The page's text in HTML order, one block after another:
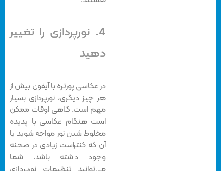
4. نورپردازی را تغییر
دهید
در عکاسی پورتره با آیفون بیش از
هر چیز دیگری، نورپردازی بسیار
مهم است. گاهی اوقات ممکن
است هنگام عکاسی با پدیده
مخلوط شدن نور مواجه شوید یا
آن که کنتراست زیادی در صحنه
وجود داشته باشد. شما